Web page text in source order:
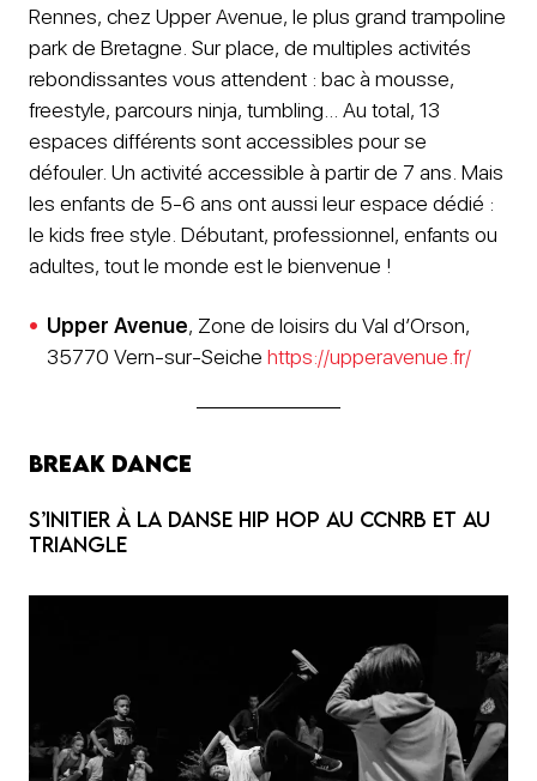
Rennes, chez Upper Avenue, le plus grand trampoline
park de Bretagne. Sur place, de multiples activités
rebondissantes vous attendent : bac à mousse,
freestyle, parcours ninja, tumbling… Au total, 13
espaces différents sont accessibles pour se
défouler. Un activité accessible à partir de 7 ans. Mais
les enfants de 5-6 ans ont aussi leur espace dédié :
le kids free style. Débutant, professionnel, enfants ou
adultes, tout le monde est le bienvenue !
Upper Avenue, Zone de loisirs du Val d’Orson,
35770 Vern-sur-Seiche https://upperavenue.fr/
Break dance
S’initier à La danse hip hop au CCNRB et au
Triangle